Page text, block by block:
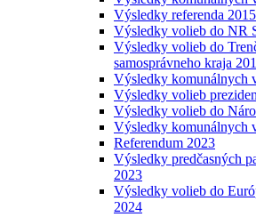
Výsledky referenda 2015
Výsledky volieb do NR
Výsledky volieb do
samosprávneho kraja
Výsledky komunálnych
Výsledky volieb
Výsledky volieb do
Výsledky komunálnych
Referendum 2023
Výsledky predčasných
2023
Výsledky volieb do
2024